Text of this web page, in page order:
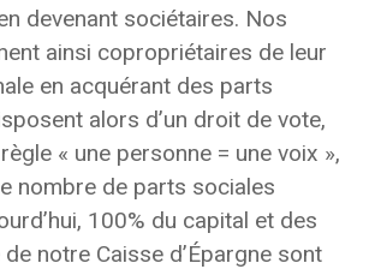
devenant sociétaires. Nos
ainsi copropriétaires de leur
en acquérant des parts
alors d’un droit de vote,
« une personne = une voix »,
nombre de parts sociales
100% du capital et des
notre Caisse d’Épargne sont